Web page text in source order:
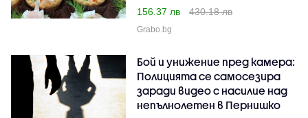
156.37 лв
430.18 лв
Grabo.bg
Бой и унижение пред камера:
Полицията се самосезира
заради видео с насилие над
непълнолетен в Пернишко